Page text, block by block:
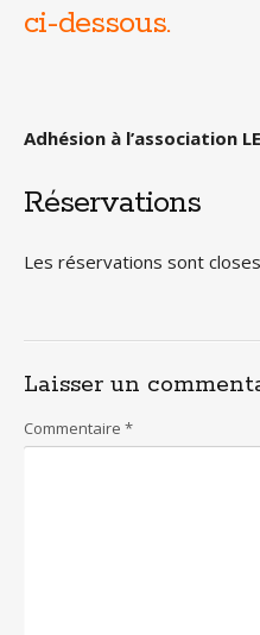
ci-dessous.
Adhésion à l’association
Réservations
Les réservations sont
Laisser un
Commentaire *